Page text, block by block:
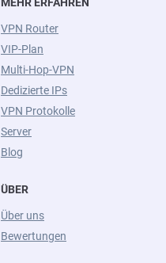
VPN Router
VIP-Plan
Multi-Hop-VPN
Dedizierte IPs
VPN Protokolle
Server
Blog
ÜBER
Über uns
Bewertungen